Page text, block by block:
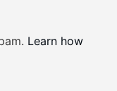
Learn how